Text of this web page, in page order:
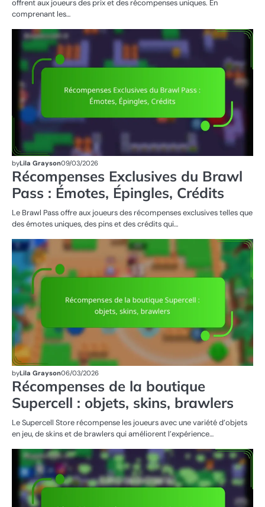
offrent aux joueurs des prix et des récompenses uniques. En
comprenant les…
byLila Grayson09/03/2026
Récompenses Exclusives du Brawl
Pass : Émotes, Épingles, Crédits
Le Brawl Pass offre aux joueurs des récompenses exclusives telles que
des émotes uniques, des pins et des crédits qui…
byLila Grayson06/03/2026
Récompenses de la boutique
Supercell : objets, skins, brawlers
Le Supercell Store récompense les joueurs avec une variété d’objets
en jeu, de skins et de brawlers qui améliorent l’expérience…